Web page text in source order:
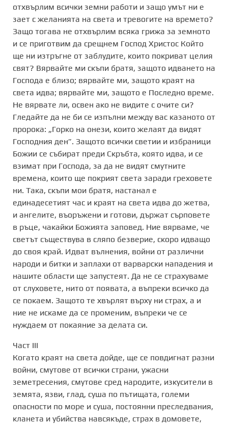
отхвърлим всички земни работи и защо умът ни е
зает с желанията на света и тревогите на времето?
Защо тогава не отхвърлим всяка грижа за земното
и се приготвим да срещнем Господ Христос Който
ще ни изтръгне от заблудите, които покриват целия
свят? Вярвайте ми скъпи братя, защото идването на
Господа е близо; вярвайте ми, защото краят на
света идва; вярвайте ми, защото е Последно време.
Не вярвате ли, освен ако не видите с очите си?
Гледайте да не би се изпълни между вас казаното от
пророка: „Горко на онези, които желаят да видят
Господния ден”. Защото всички светии и избраници
Божии се събират преди Скръбта, която идва, и се
взимат при Господа, за да не видят смутните
времена, които ще покрият света заради греховете
ни. Така, скъпи мои братя, настанал е
единадесетият час и краят на света идва до жетва,
и ангелите, въоръжени и готови, държат сърповете
в ръце, чакайки Божията заповед. Ние вярваме, че
светът съществува в сляпо безверие, скоро идващо
до своя край. Идват вълнения, войни от различни
народи и битки и заплахи от варварски нападения и
нашите области ще запустеят. Да не се страхуваме
от слуховете, нито от появата, а въпреки всичко да
се покаем. Защото те хвърлят върху ни страх, а и
ние не искаме да се променим, въпреки че се
нуждаем от покаяние за делата си.
Част III
Когато краят на света дойде, ще се повдигнат разни
войни, смутове от всички страни, ужасни
земетресения, смутове сред народите, изкусители в
земята, язви, глад, суша по пътищата, големи
опасности по море и суша, постоянни преследвания,
кланета и убийства навсякъде, страх в домовете,